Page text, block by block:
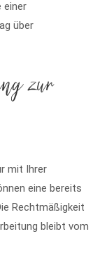
einer
über
zur
mit Ihrer
eine bereits
Rechtmäßigkeit
bleibt vom